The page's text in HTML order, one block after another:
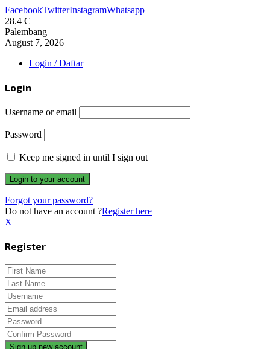
FacebookTwitterInstagramWhatsapp
28.4 C
Palembang
August 7, 2026
Login / Daftar
Login
Username or email
Password
Keep me signed in until I sign out
Forgot your password?
Do not have an account ?Register here
X
Register